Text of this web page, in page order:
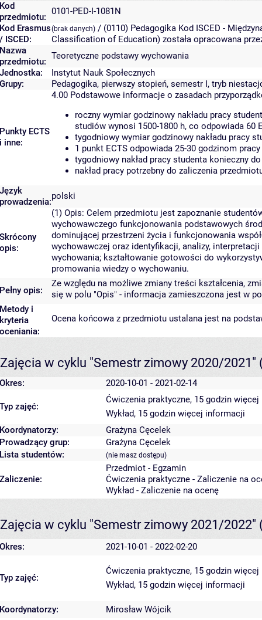
Kod
przedmiotu:
0101-PED-I-1081N
Kod Erasmus
/ ISCED:
(brak danych) / (0110) Pedagogika Kod ISCED -
Classification of Education) została opracowana
Nazwa
przedmiotu:
Teoretyczne podstawy wychowania
Jednostka:
Instytut Nauk Społecznych
Grupy:
Pedagogika, pierwszy stopień, semestr I, tryb
Punkty ECTS
i inne:
4.00 Podstawowe informacje o zasadach
roczny wymiar godzinowy nakładu pracy
studiów wynosi 1500-1800 h, co odpowiada 60
tygodniowy wymiar godzinowy nakładu pracy
1 punkt ECTS odpowiada 25-30 godzinom
tygodniowy nakład pracy studenta konieczny
nakład pracy potrzebny do zaliczenia
Język
prowadzenia:
polski
Skrócony
opis:
(1) Opis: Celem przedmiotu jest zapoznanie
wychowawczego funkcjonowania podstawowych
dominującej przestrzeni życia i funkcjonowania
wychowawczej oraz identyfikacji, analizy,
wychowania; kształtowanie gotowości do
promowania wiedzy o wychowaniu.
Pełny opis:
Ze względu na możliwe zmiany treści kształcenia,
się w polu "Opis" - informacja zamieszczona jest w
Metody i
kryteria
oceniania:
Ocena końcowa z przedmiotu ustalana jest na
Zajęcia w cyklu "Semestr zimowy 2020/2021"
Okres: 2020-10-01 - 2021-02-14
Typ zajęć:
Ćwiczenia praktyczne, 15 godzin więcej
Wykład, 15 godzin więcej informacji
Koordynatorzy:
Grażyna Cęcelek
Prowadzący grup:
Grażyna Cęcelek
Lista studentów:
(nie masz dostępu)
Zaliczenie:
Przedmiot - Egzamin
Ćwiczenia praktyczne - Zaliczenie na
Wykład - Zaliczenie na ocenę
Zajęcia w cyklu "Semestr zimowy 2021/2022"
Okres: 2021-10-01 - 2022-02-20
Typ zajęć:
Ćwiczenia praktyczne, 15 godzin więcej
Wykład, 15 godzin więcej informacji
Koordynatorzy:
Mirosław Wójcik